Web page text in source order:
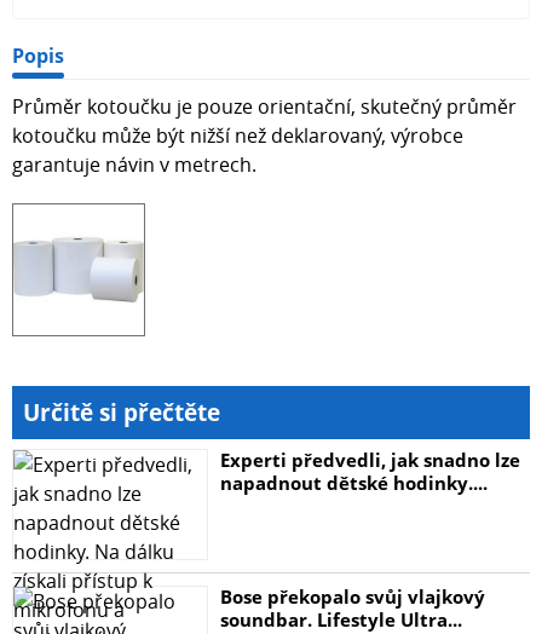
Popis
Průměr kotoučku je pouze orientační, skutečný průměr
kotoučku může být nižší než deklarovaný, výrobce
garantuje návin v metrech.
Určitě si přečtěte
Experti předvedli, jak snadno lze
napadnout dětské hodinky....
Bose překopalo svůj vlajkový
soundbar. Lifestyle Ultra...